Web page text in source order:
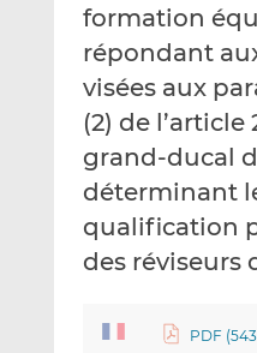
formation
répondant
visées aux
(2) de
grand-ducal
déterminant
qualification
des réviseurs
PDF